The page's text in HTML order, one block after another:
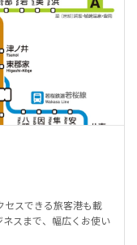
セスできる旅客港も載
スまで、幅広くお使い